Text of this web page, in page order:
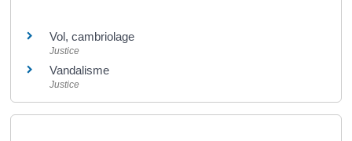
Vol, cambriolage
Justice
Vandalisme
Justice